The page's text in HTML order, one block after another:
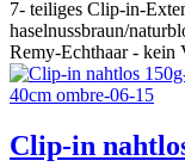
7- teiliges Clip-in-
haselnussbraun/
Remy-Echthaar - kein
Clip-in